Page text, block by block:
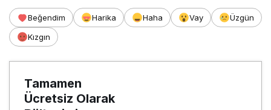
Beğendim Harika Haha Vay
Üzgün
Kızgın
Tamamen
Ücretsiz Olarak